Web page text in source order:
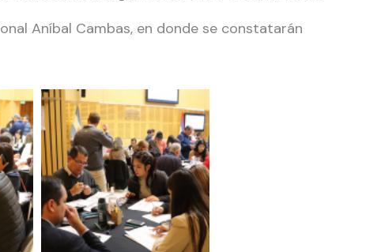
Aníbal Cambas, en donde se constatarán